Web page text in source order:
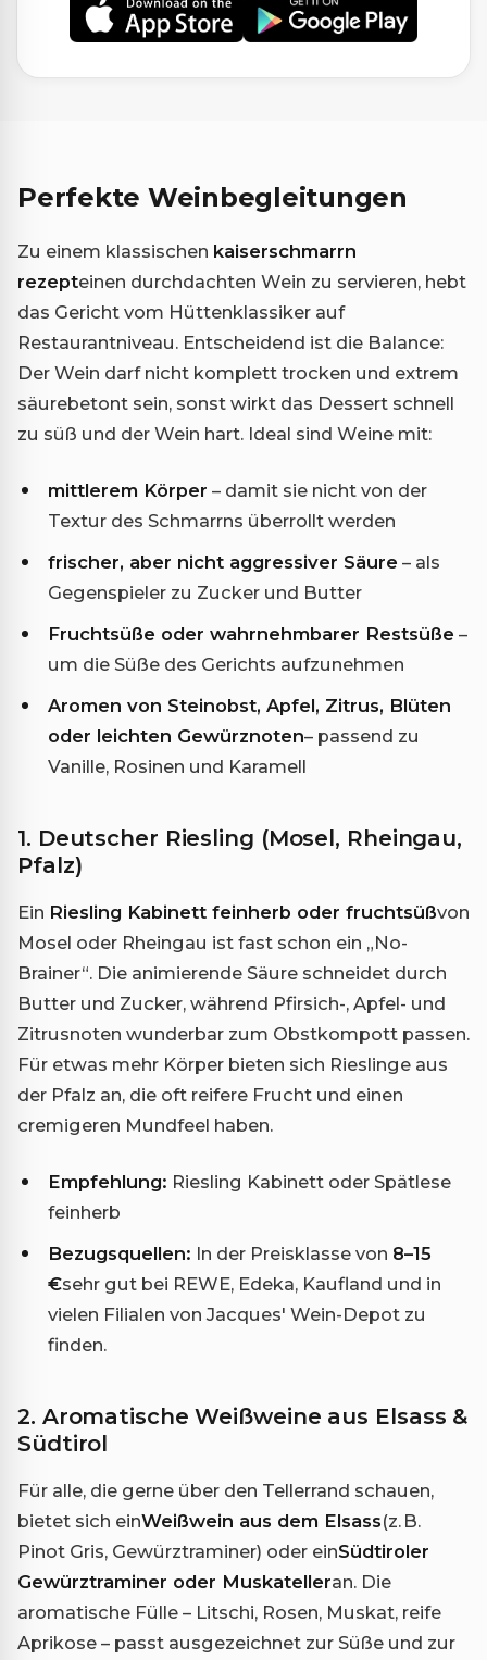
Perfekte Weinbegleitungen
Zu einem klassischen kaiserschmarrn
rezepteinen durchdachten Wein zu servieren, hebt
das Gericht vom Hüttenklassiker auf
Restaurantniveau. Entscheidend ist die Balance:
Der Wein darf nicht komplett trocken und extrem
säurebetont sein, sonst wirkt das Dessert schnell
zu süß und der Wein hart. Ideal sind Weine mit:
mittlerem Körper – damit sie nicht von der
Textur des Schmarrns überrollt werden
frischer, aber nicht aggressiver Säure – als
Gegenspieler zu Zucker und Butter
Fruchtsüße oder wahrnehmbarer Restsüße –
um die Süße des Gerichts aufzunehmen
Aromen von Steinobst, Apfel, Zitrus, Blüten
oder leichten Gewürznoten– passend zu
Vanille, Rosinen und Karamell
1. Deutscher Riesling (Mosel, Rheingau,
Pfalz)
Ein Riesling Kabinett feinherb oder fruchtsüßvon
Mosel oder Rheingau ist fast schon ein „No-
Brainer“. Die animierende Säure schneidet durch
Butter und Zucker, während Pfirsich-, Apfel- und
Zitrusnoten wunderbar zum Obstkompott passen.
Für etwas mehr Körper bieten sich Rieslinge aus
der Pfalz an, die oft reifere Frucht und einen
cremigeren Mundfeel haben.
Empfehlung: Riesling Kabinett oder Spätlese
feinherb
Bezugsquellen: In der Preisklasse von 8–15
€sehr gut bei REWE, Edeka, Kaufland und in
vielen Filialen von Jacques' Wein-Depot zu
finden.
2. Aromatische Weißweine aus Elsass &
Südtirol
Für alle, die gerne über den Tellerrand schauen,
bietet sich einWeißwein aus dem Elsass(z. B.
Pinot Gris, Gewürztraminer) oder einSüdtiroler
Gewürztraminer oder Muskatelleran. Die
aromatische Fülle – Litschi, Rosen, Muskat, reife
Aprikose – passt ausgezeichnet zur Süße und zur